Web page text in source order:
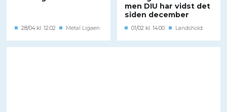
28/04 kl. 12:02 Metal Ligaen
men DIU har vidst det
siden december
01/02 kl. 14:00 Landshold